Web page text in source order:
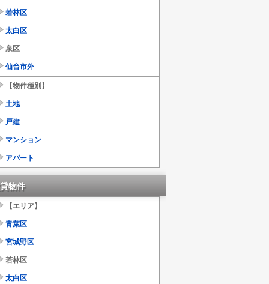
若林区
太白区
泉区
仙台市外
【物件種別】
土地
戸建
マンション
アパート
物件
【エリア】
青葉区
宮城野区
若林区
太白区